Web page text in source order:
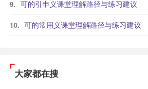
可的引申义课堂理解路径与练习建议
可的常用义课堂理解路径与练习建议
大家都在搜